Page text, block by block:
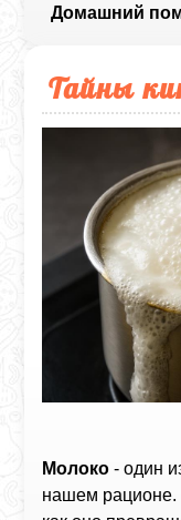
Домашний
Тайны
Молоко - один
нашем рационе.